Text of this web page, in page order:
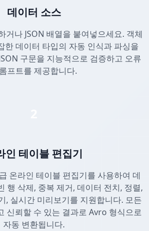
데이터 소스
거나 JSON 배열을 붙여넣으세요. 객체
한 데이터 타입의 자동 인식과 파싱을
구문을 지능적으로 검증하고 오류
프트를 제공합니다.
인 테이블 편집기
온라인 테이블 편집기를 사용하여 데
행 삭제, 중복 제거, 데이터 전치, 정렬,
, 실시간 미리보기를 지원합니다. 모든
신뢰할 수 있는 결과로 Avro 형식으로
자동 변환됩니다.